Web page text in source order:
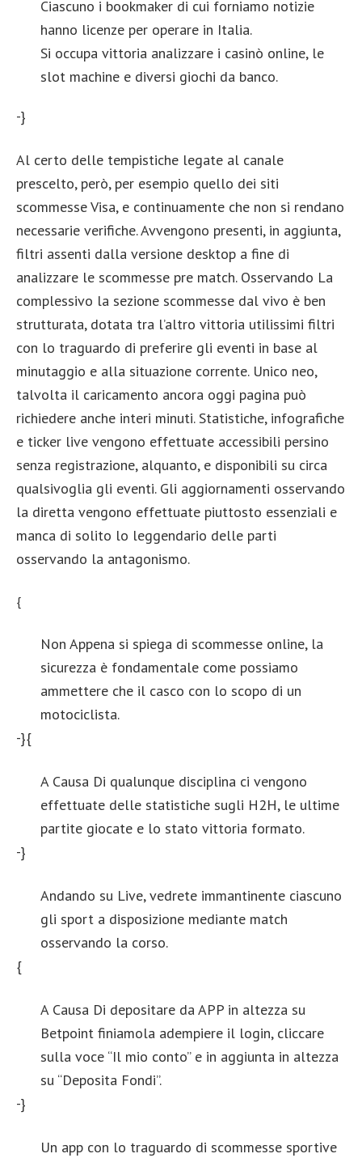
Ciascuno i bookmaker di cui forniamo notizie
hanno licenze per operare in Italia.
Si occupa vittoria analizzare i casinò online, le
slot machine e diversi giochi da banco.
-}
Al certo delle tempistiche legate al canale
prescelto, però, per esempio quello dei siti
scommesse Visa, e continuamente che non si rendano
necessarie verifiche. Avvengono presenti, in aggiunta,
filtri assenti dalla versione desktop a fine di
analizzare le scommesse pre match. Osservando La
complessivo la sezione scommesse dal vivo è ben
strutturata, dotata tra l’altro vittoria utilissimi filtri
con lo traguardo di preferire gli eventi in base al
minutaggio e alla situazione corrente. Unico neo,
talvolta il caricamento ancora oggi pagina può
richiedere anche interi minuti. Statistiche, infografiche
e ticker live vengono effettuate accessibili persino
senza registrazione, alquanto, e disponibili su circa
qualsivoglia gli eventi. Gli aggiornamenti osservando
la diretta vengono effettuate piuttosto essenziali e
manca di solito lo leggendario delle parti
osservando la antagonismo.
{
Non Appena si spiega di scommesse online, la
sicurezza è fondamentale come possiamo
ammettere che il casco con lo scopo di un
motociclista.
-}{
A Causa Di qualunque disciplina ci vengono
effettuate delle statistiche sugli H2H, le ultime
partite giocate e lo stato vittoria formato.
-}
Andando su Live, vedrete immantinente ciascuno
gli sport a disposizione mediante match
osservando la corso.
{
A Causa Di depositare da APP in altezza su
Betpoint finiamola adempiere il login, cliccare
sulla voce “Il mio conto” e in aggiunta in altezza
su “Deposita Fondi”.
-}
Un app con lo traguardo di scommesse sportive